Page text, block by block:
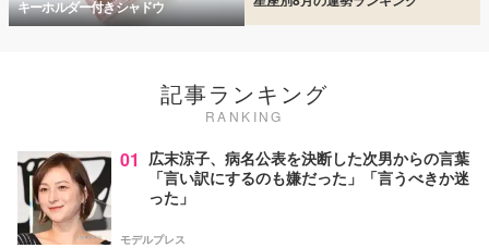
キーホルダー付きシャドウ
記事ランキング
RANKING
01 広末涼子、病名公表を決断した次男からの言葉
「言い訳にするのも嫌だった」「言うべきか迷
った」
モデルプレス